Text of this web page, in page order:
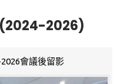
(2024-2026)
會議後留影